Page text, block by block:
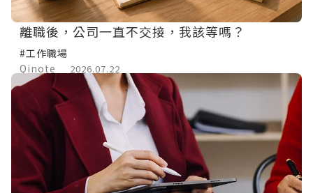
離職後，公司一直不交接，我該等嗎？
#工作職場
Qinote
2026.07.22